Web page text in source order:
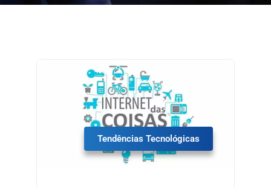
Tendências Tecnológicas